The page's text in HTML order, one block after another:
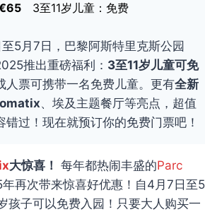
3至11岁儿童：免费
5月7日，巴黎阿斯特里克斯公园
推出重磅福利： 3至11岁儿童可免
人票可携带一名免费儿童。更有全新
、埃及主题餐厅等亮点，超值
错过！现在就预订你的免费门票吧！
大惊喜！ 每年都热闹丰盛的Parc
年再次带来惊喜好优惠！自4月7日至5
孩子可以免费入园！只要大人购买一